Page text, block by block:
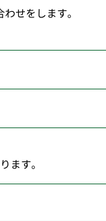
せをします。
ます。